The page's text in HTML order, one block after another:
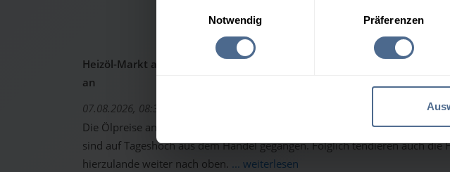
Notwendig
Präferenzen
Heizöl-Markt aktuell: Ölpreise schon wieder auf dem Weg nach oben -
an
07.08.2026, 08:37 Uhr
Die Ölpreise an den internationalen Warenterminmärkten haben gestern
sind auf Tageshoch aus dem Handel gegangen. Folglich tendieren auch
hierzulande weiter nach oben. ... weiterlesen